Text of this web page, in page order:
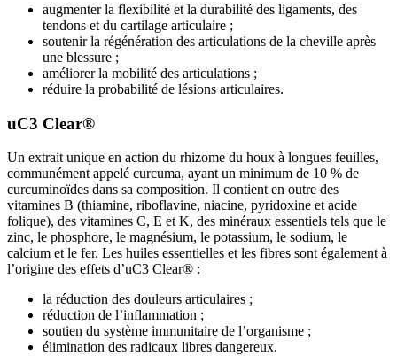
augmenter la flexibilité et la durabilité des ligaments, des
tendons et du cartilage articulaire ;
soutenir la régénération des articulations de la cheville après
une blessure ;
améliorer la mobilité des articulations ;
réduire la probabilité de lésions articulaires.
uC3 Clear®
Un extrait unique en action du rhizome du houx à longues feuilles,
communément appelé curcuma, ayant un minimum de 10 % de
curcuminoïdes dans sa composition. Il contient en outre des
vitamines B (thiamine, riboflavine, niacine, pyridoxine et acide
folique), des vitamines C, E et K, des minéraux essentiels tels que le
zinc, le phosphore, le magnésium, le potassium, le sodium, le
calcium et le fer. Les huiles essentielles et les fibres sont également à
l’origine des effets d’uC3 Clear® :
la réduction des douleurs articulaires ;
réduction de l’inflammation ;
soutien du système immunitaire de l’organisme ;
élimination des radicaux libres dangereux.